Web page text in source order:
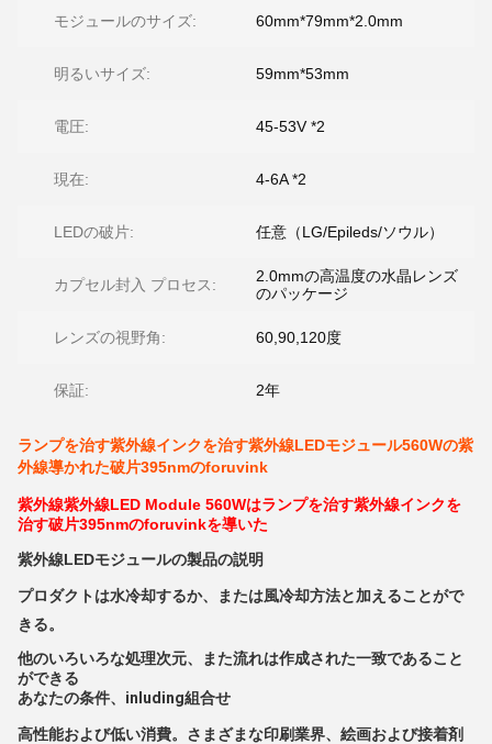
モジュールのサイズ: 60mm*79mm*2.0mm
明るいサイズ: 59mm*53mm
電圧: 45-53V *2
現在: 4-6A *2
LEDの破片: 任意（LG/Epileds/ソウル）
カプセル封入 プロセス:
2.0mmの高温度の水晶レンズ
のパッケージ
レンズの視野角: 60,90,120度
保証: 2年
ランプを治す紫外線インクを治す紫外線LEDモジュール560Wの紫
外線導かれた破片395nmのforuvink
紫外線紫外線LED Module 560Wはランプを治す紫外線インクを
治す破片395nmのforuvinkを導いた
紫外線LEDモジュールの製品の説明
プロダクトは水冷却するか、または風冷却方法と加えることがで
きる。
他のいろいろな処理次元、また流れは作成された一致であること
ができる
あなたの条件、inluding組合せ
高性能および低い消費。さまざまな印刷業界、絵画および接着剤